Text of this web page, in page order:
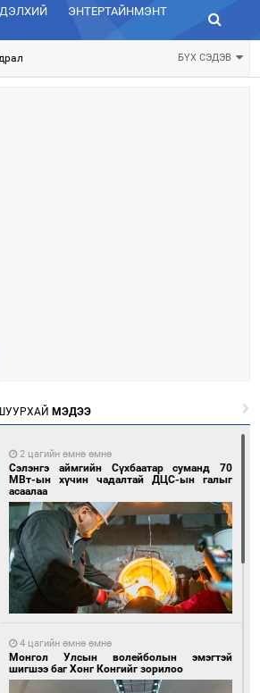
ДЭЛХИЙ ЭНТЕРТАЙНМЭНТ ЗУРХАЙ
БҮХ СЭДЭВ
МЭДЭЭ
2 цагийн өмнө өмнө
Сэлэнгэ аймгийн Сүхбаатар суманд 70
МВт-ын хүчин чадалтай ДЦС-ын галыг
асаалаа
4 цагийн өмнө өмнө
Монгол Улсын волейболын эмэгтэй
шигшээ баг Хонг Конгийг зорилоо